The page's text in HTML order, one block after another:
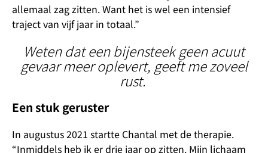
allemaal zag zitten. Want het is wel een intensief
traject van vijf jaar in totaal.”
Weten dat een bijensteek geen acuut
gevaar meer oplevert, geeft me zoveel
rust.
Een stuk geruster
In augustus 2021 startte Chantal met de therapie.
“Inmiddels heb ik er drie jaar op zitten. Mijn lichaam